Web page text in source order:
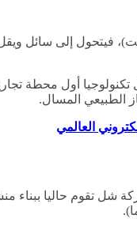
الطبيعي المسال.
العالمي